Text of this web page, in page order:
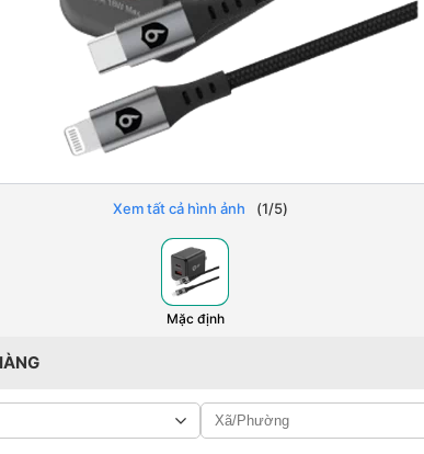
Xem tất cả hình ảnh (1/5)
Mặc định